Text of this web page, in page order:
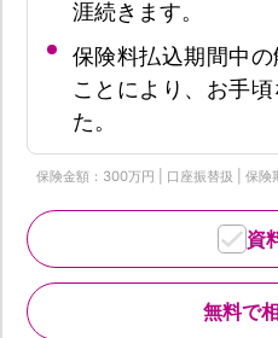
涯続きます。
保険料払込期間中
ことにより、お手
た。
保険金額：300万円 | 口座振替扱 | 保険
無料で
資